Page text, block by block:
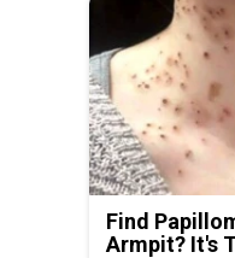
Find
Armpit? It's